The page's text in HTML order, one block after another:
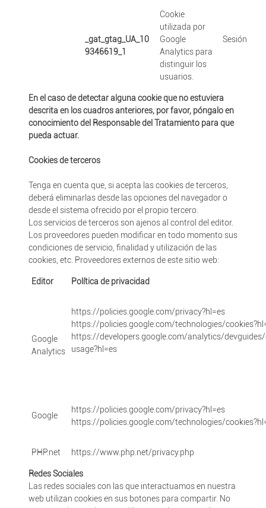
_gat_gtag_UA_10
9346619_1
Cookie
utilizada por
Google
Analytics para
distinguir los
usuarios.
Sesión
En el caso de detectar alguna cookie que no estuviera
descrita en los cuadros anteriores, por favor, póngalo en
conocimiento del Responsable del Tratamiento para que
pueda actuar.
Cookies de terceros
Tenga en cuenta que, si acepta las cookies de terceros,
deberá eliminarlas desde las opciones del navegador o
desde el sistema ofrecido por el propio tercero.
Los servicios de terceros son ajenos al control del editor.
Los proveedores pueden modificar en todo momento sus
condiciones de servicio, finalidad y utilización de las
cookies, etc. Proveedores externos de este sitio web:
Editor Política de privacidad
Google
Analytics
https://policies.google.com/privacy?hl=es
https://policies.google.com/technologies/
https://developers.google.com/analytics/
usage?hl=es
Google
https://policies.google.com/privacy?hl=es
https://policies.google.com/technologies/
PHP.net https://www.php.net/privacy.php
Redes Sociales
Las redes sociales con las que interactuamos en nuestra
web utilizan cookies en sus botones para compartir. No